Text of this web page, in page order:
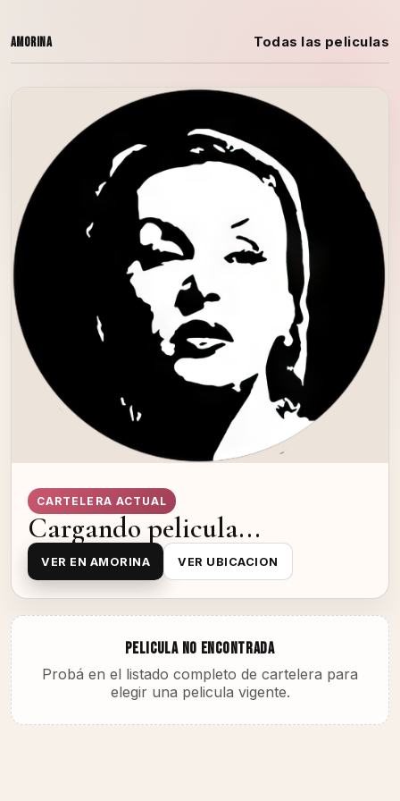
Amorina Todas las peliculas
CARTELERA ACTUAL
Cargando pelicula...
VER EN AMORINA VER UBICACION
PELICULA NO ENCONTRADA
Probá en el listado completo de cartelera para
elegir una pelicula vigente.